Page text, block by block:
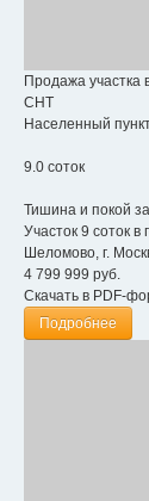
Продажа участка
СНТ
Населенный
9.0 соток
Тишина и покой
Участок 9 соток
Шеломово, г.
4 799 999 руб.
Скачать в PDF-
Подробнее